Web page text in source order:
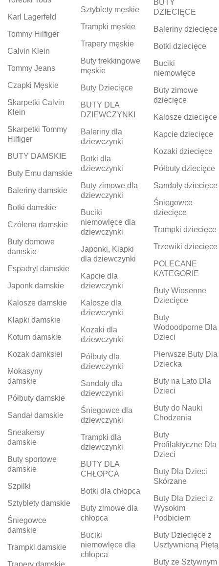
Karl Lagerfeld
Tommy Hilfiger
Calvin Klein
Tommy Jeans
Czapki Męskie
Skarpetki Calvin
Klein
Skarpetki Tommy
Hilfiger
BUTY DAMSKIE
Buty Emu damskie
Baleriny damskie
Botki damskie
Czółena damskie
Buty domowe
damskie
Espadryl damskie
Japonk damskie
Kalosze damskie
Klapki damskie
Koturn damskie
Kozak damksiei
Mokasyny
damskie
Półbuty damskie
Sandał damskie
Sneakersy
damskie
Buty sportowe
damskie
Szpilki
Sztyblety damskie
Śniegowce
damskie
Trampki damskie
Trapery damskie
Sztyblety męskie
Trampki męskie
Trapery męskie
Buty trekkingowe
męskie
Buty Dziecięce
BUTY DLA
DZIEWCZYNKI
Baleriny dla
dziewczynki
Botki dla
dziewczynki
Buty zimowe dla
dziewczynki
Buciki
niemowlęce dla
dziewczynki
Japonki, Klapki
dla dziewczynki
Kapcie dla
dziewczynki
Kalosze dla
dziewczynki
Kozaki dla
dziewczynki
Półbuty dla
dziewczynki
Sandały dla
dziewczynki
Śniegowce dla
dziewczynki
Trampki dla
dziewczynki
BUTY DLA
CHŁOPCA
Botki dla chłopca
Buty zimowe dla
chłopca
Buciki
niemowlęce dla
chłopca
BUTY
DZIECIĘCE
Baleriny dziecięce
Botki dziecięce
Buciki
niemowlęce
Buty zimowe
dziecięce
Kalosze dziecięce
Kapcie dziecięce
Kozaki dziecięce
Półbuty dziecięce
Sandały dziecięce
Śniegowce
dziecięce
Trampki dziecięce
Trzewiki dziecięce
POLECANE
KATEGORIE
Buty Wiosenne
Dziecięce
Buty
Wodoodporne Dla
Dzieci
Pierwsze Buty Dla
Dziecka
Buty na Lato Dla
Dzieci
Buty do Nauki
Chodzenia
Buty
Profilaktyczne Dla
Dzieci
Buty Dla Dzieci
Skórzane
Buty Dla Dzieci z
Wysokim
Podbiciem
Buty Dziecięce z
Usztywnioną Piętą
Buty ze Sztywnym